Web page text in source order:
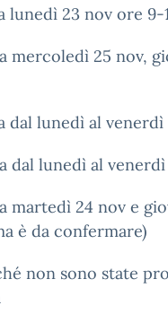
lunedì 23 nov ore
mercoledì 25 nov,
dal lunedì al venerdì
dal lunedì al
martedì 24 nov e
è da confermare)
non sono state